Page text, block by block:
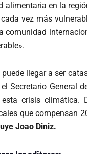
alimentaria en la
vez más
llegar a ser
Secretario General
crisis climática.
que compensan
Joao Diniz.